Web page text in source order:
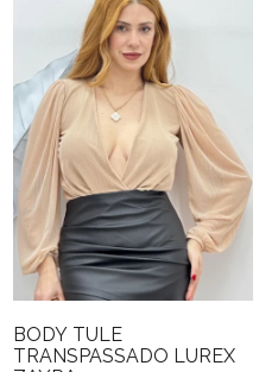
BODY TULE
TRANSPASSADO LUREX